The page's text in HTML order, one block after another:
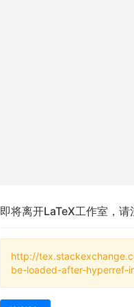
即将离开LaTeX工作室，
http://
be-loaded-after-hyperref-